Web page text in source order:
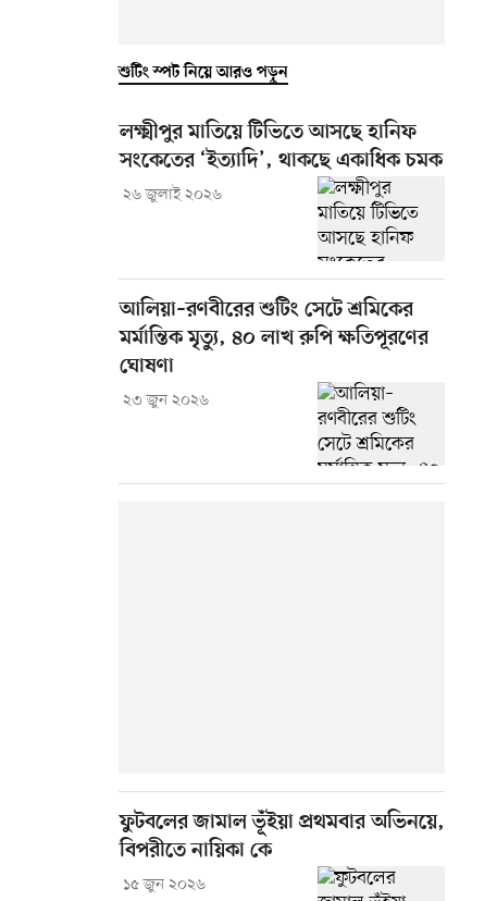
শুটিং স্পট নিয়ে আরও পড়ুন
লক্ষ্মীপুর মাতিয়ে টিভিতে আসছে হানিফ
সংকেতের ‘ইত্যাদি’, থাকছে একাধিক চমক
২৬ জুলাই ২০২৬
আলিয়া–রণবীরের শুটিং সেটে শ্রমিকের
মর্মান্তিক মৃত্যু, ৪০ লাখ রুপি ক্ষতিপূরণের
ঘোষণা
২৩ জুন ২০২৬
ফুটবলের জামাল ভূঁইয়া প্রথমবার অভিনয়ে,
বিপরীতে নায়িকা কে
১৫ জুন ২০২৬